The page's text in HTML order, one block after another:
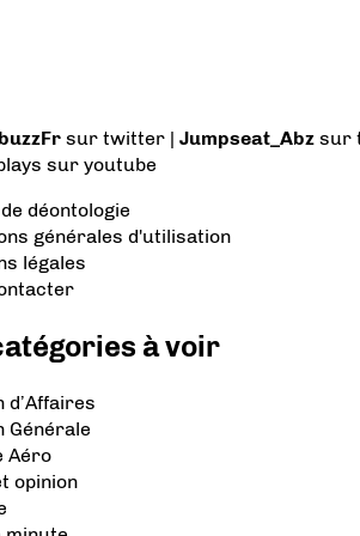
sur twitter | Jumpseat_Abz sur
sur youtube
déontologie
générales d'utilisation
légales
à voir
d’Affaires
Générale
Aéro
opinion